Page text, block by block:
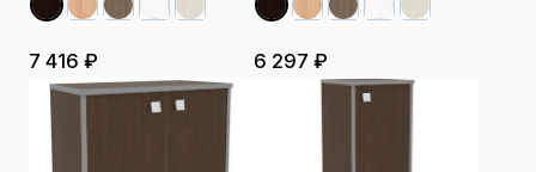
7 416 ₽ 6 297 ₽